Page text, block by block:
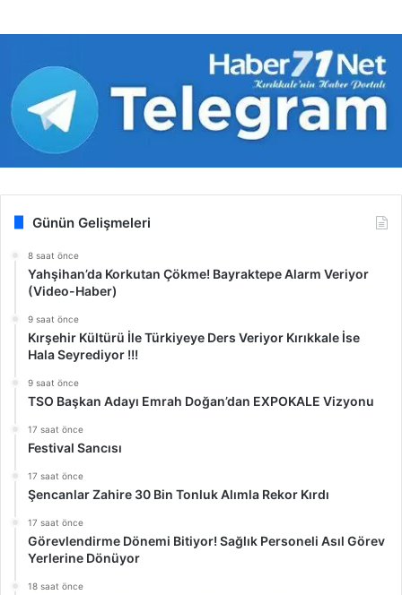
Günün Gelişmeleri
8 saat önce
Yahşihan’da Korkutan Çökme! Bayraktepe Alarm Veriyor
(Video-Haber)
9 saat önce
Kırşehir Kültürü İle Türkiyeye Ders Veriyor Kırıkkale İse
Hala Seyrediyor !!!
9 saat önce
TSO Başkan Adayı Emrah Doğan’dan EXPOKALE Vizyonu
17 saat önce
Festival Sancısı
17 saat önce
Şencanlar Zahire 30 Bin Tonluk Alımla Rekor Kırdı
17 saat önce
Görevlendirme Dönemi Bitiyor! Sağlık Personeli Asıl Görev
Yerlerine Dönüyor
18 saat önce